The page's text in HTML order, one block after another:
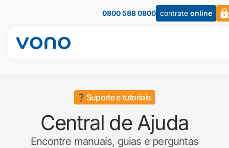
0800 588 0800 contrate online
Suporte e tutoriais
Central de Ajuda
Encontre manuais, guias e perguntas